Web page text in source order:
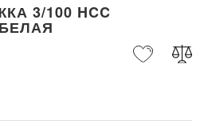
3/100 HCC